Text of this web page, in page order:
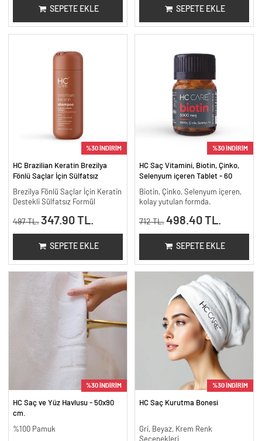
SEPETE EKLE SEPETE EKLE
%30 İNDİRİM
HC Brazilian Keratin Brezilya
Fönlü Saçlar İçin Sülfatsız
Brezilya Fönlü Saçlar İçin Keratin
Destekli Sülfatsız Formül
497 TL. 347.90 TL.
SEPETE EKLE
%30 İNDİRİM
HC Saç Vitamini, Biotin, Çinko,
Selenyum içeren Tablet - 60
Biotin, Çinko, Selenyum içeren,
kolay yutulan formda.
712 TL. 498.40 TL.
SEPETE EKLE
%30 İNDİRİM
HC Saç ve Yüz Havlusu - 50x90
cm.
%100 Pamuk
%30 İNDİRİM
HC Saç Kurutma Bonesi
Gri, Beyaz, Krem Renk